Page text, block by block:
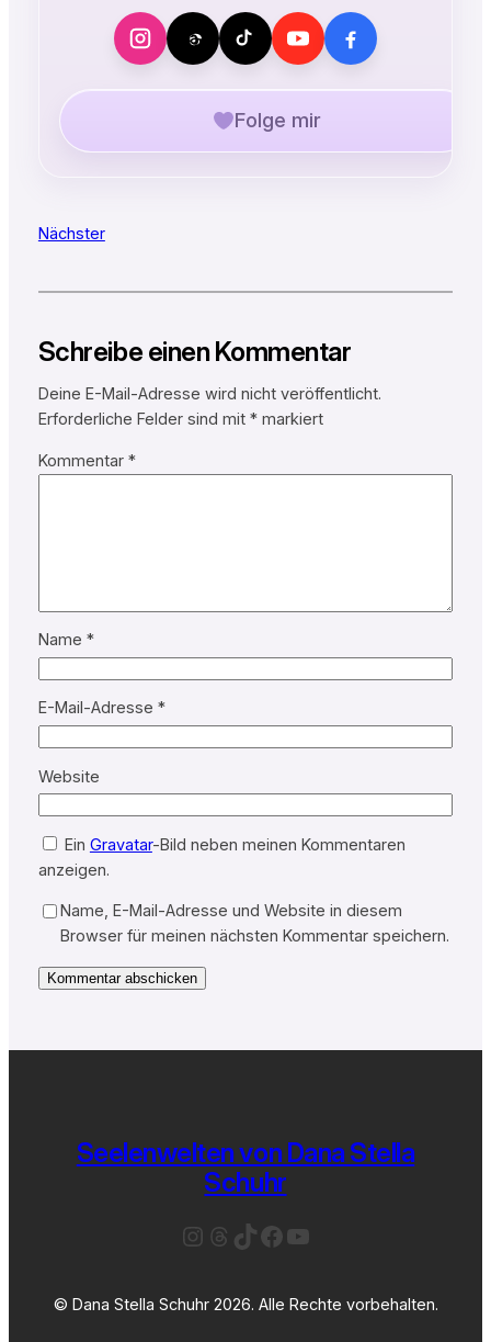
Folge mir
Nächster
Schreibe einen Kommentar
Deine E-Mail-Adresse wird nicht veröffentlicht.
Erforderliche Felder sind mit *markiert
Kommentar *
Name *
E-Mail-Adresse *
Website
Ein Gravatar-Bild neben meinen Kommentaren
anzeigen.
Name, E-Mail-Adresse und Website in diesem
Browser für meinen nächsten Kommentar speichern.
Seelenwelten von Dana Stella
Schuhr
Instagram
Threads
TikTok
Facebook
YouTube
© Dana Stella Schuhr 2026. Alle Rechte vorbehalten.